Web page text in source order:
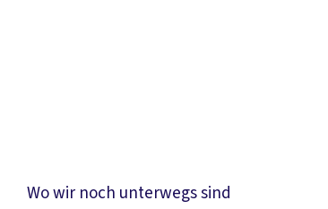
Wo wir noch unterwegs sind